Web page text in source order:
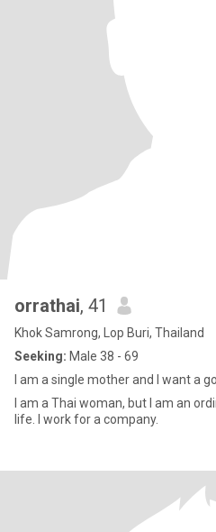
orrathai, 41
Khok Samrong, Lop Buri, Thailand
Seeking: Male 38 - 69
I am a single mother and I want a
I am a Thai woman, but I am an
life. I work for a company.